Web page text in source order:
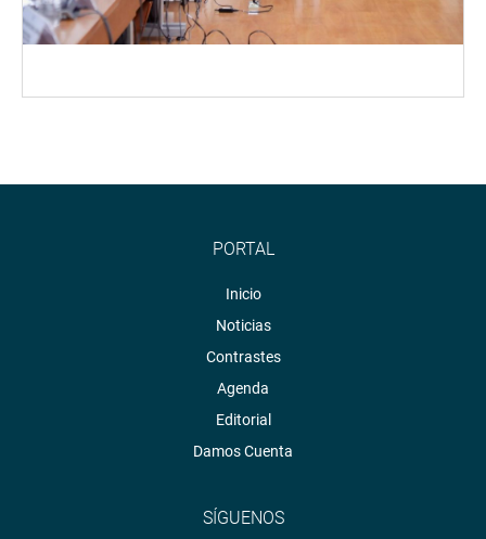
PORTAL
Inicio
Noticias
Contrastes
Agenda
Editorial
Damos Cuenta
SÍGUENOS